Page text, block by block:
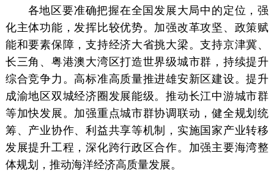
各地区要准确把握在全国发展大局中的定位，强
化主体功能，发挥比较优势。加强改革攻坚、政策赋
能和要素保障，支持经济大省挑大梁。支持京津冀、
长三角、粤港澳大湾区打造世界级城市群，持续提升
综合竞争力。高标准高质量推进雄安新区建设。提升
成渝地区双城经济圈发展能级。推动长江中游城市群
等加快发展。加强重点城市群协调联动，健全规划统
筹、产业协作、利益共享等机制，实施国家产业转移
发展提升工程，深化跨行政区合作。加强主要海湾整
体规划，推动海洋经济高质量发展。